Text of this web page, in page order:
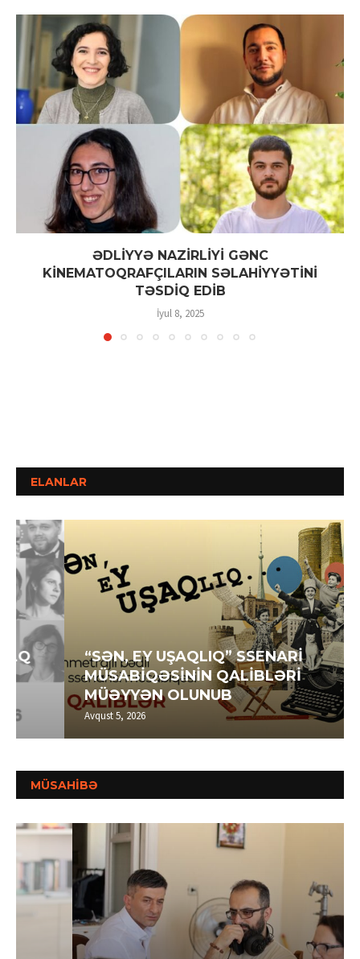
ƏDLİYYƏ NAZİRLİYİ GƏNC
KİNEMATOQRAFÇILARIN SƏLAHİYYƏTİNİ
TƏSDİQ EDİB
İyul 8, 2025
ELANLAR
“SƏN, EY UŞAQLIQ” SSENARİ
MÜSABİQƏSİNİN QALİBLƏRİ
MÜƏYYƏN OLUNUB
Avqust 5, 2026
MÜSAHİBƏ